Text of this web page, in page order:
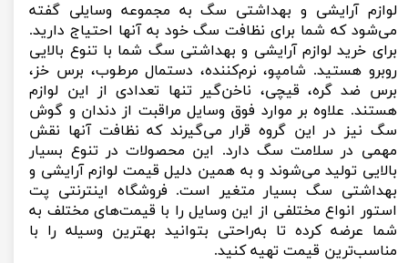
لوازم آرایشی و بهداشتی سگ به مجموعه وسایلی گفته
می‌شود که شما برای نظافت سگ خود به آنها احتیاج دارید.
برای خرید لوازم آرایشی و بهداشتی سگ شما با تنوع بالایی
روبرو هستید. شامپو، نرم‌کننده، دستمال مرطوب، برس خز،
برس ضد گره، قیچی، ناخن‌گیر تنها تعدادی از این لوازم
هستند. علاوه بر موارد فوق وسایل مراقبت از دندان و گوش
سگ نیز در این گروه قرار می‌گیرند که نظافت آنها نقش
مهمی در سلامت سگ دارد. این محصولات در تنوع بسیار
بالایی تولید می‌شوند و به همین دلیل قیمت لوازم آرایشی و
بهداشتی سگ بسیار متغیر است. فروشگاه اینترنتی پت
استور انواع مختلفی از این وسایل را با قیمت‌های مختلف به
شما عرضه کرده تا به‌راحتی بتوانید بهترین وسیله را با
مناسب‌ترین قیمت تهیه کنید.